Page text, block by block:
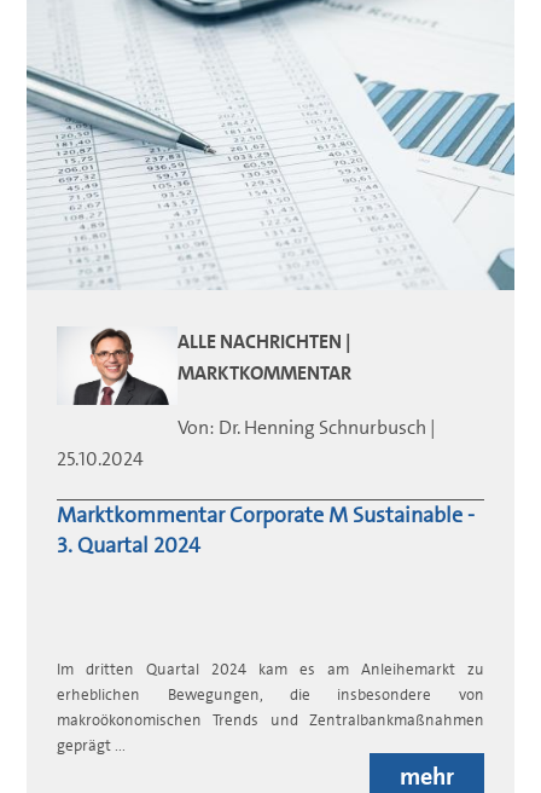
ALLE NACHRICHTEN |
MARKTKOMMENTAR
Von: Dr. Henning Schnurbusch |
25.10.2024
Marktkommentar Corporate M Sustainable -
3. Quartal 2024
Im dritten Quartal 2024 kam es am Anleihemarkt zu
erheblichen Bewegungen, die insbesondere von
makroökonomischen Trends und Zentralbankmaßnahmen
geprägt ...
mehr